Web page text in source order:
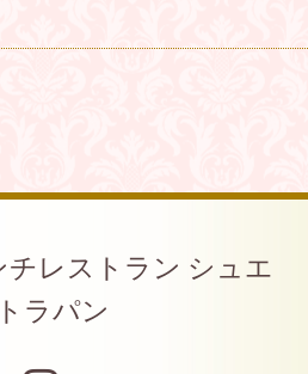
レストラン シュエ
ラパン